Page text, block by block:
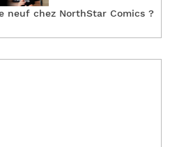
neuf chez NorthStar Comics ?